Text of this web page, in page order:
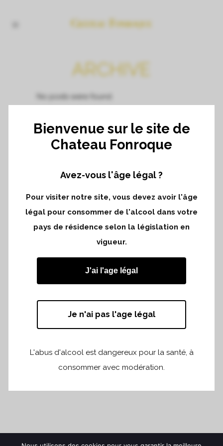
ARCHIVE
No posts were found.
Bienvenue sur le site de
Chateau Fonroque
Avez-vous l'âge légal ?
Pour visiter notre site, vous devez avoir l'âge
légal pour consommer de l'alcool dans votre
pays de résidence selon la législation en
vigueur.
J'ai l'age légal
Je n'ai pas l'age légal
L'abus d'alcool est dangereux pour la santé, à
consommer avec modération.